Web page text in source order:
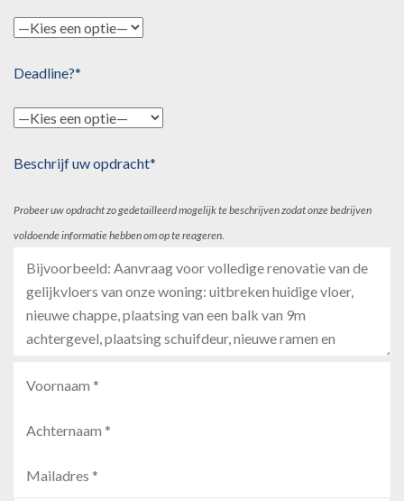
Deadline?*
Beschrijf uw opdracht*
Probeer uw opdracht zo gedetailleerd mogelijk te beschrijven zodat onze bedrijven
voldoende informatie hebben om op te reageren.